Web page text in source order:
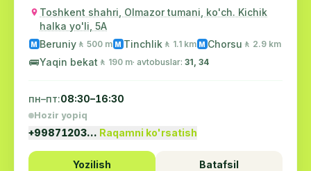
Toshkent shahri, Olmazor tumani, ko'ch. Kichik
halka yo'li, 5A
M Beruniy 🚶 500 m M Tinchlik 🚶 1.1 km M Chorsu 🚶 2.9 km
🚌Yaqin bekat 🚶 190 m· avtobuslar: 31, 34
пн–пт:08:30–16:30
Hozir yopiq
+99871203… Raqamni ko'rsatish
Yozilish Batafsil